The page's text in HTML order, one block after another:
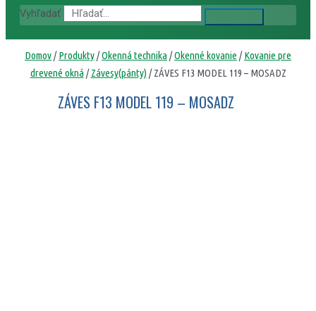
Vyhľadať
Domov/Produkty/Okenná technika /Okenné kovanie /Kovanie pre
drevené okná /Závesy(pánty) / ZÁVES F13 MODEL 119 – MOSADZ
ZÁVES F13 MODEL 119 – MOSADZ